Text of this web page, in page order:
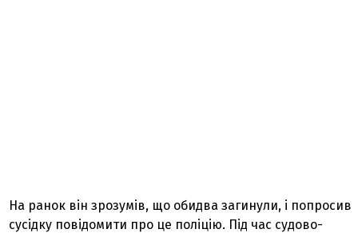
На ранок він зрозумів, що обидва загинули, і попросив
сусідку повідомити про це поліцію. Під час судово-